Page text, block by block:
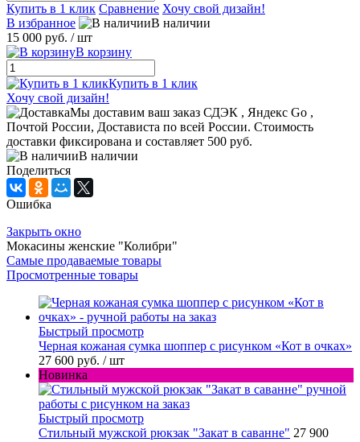
Купить в 1 клик Сравнение Хочу свой дизайн!
В избранное
В наличии
15 000 руб. / шт
В корзину
Купить в 1 клик
Хочу свой дизайн!
Мы доставим ваш заказ СДЭК , Яндекс Go ,
Почтой России, Достависта по всей России. Стоимость
доставки фиксирована и составляет 500 руб.
В наличии
Поделиться
Ошибка
Закрыть окно
Мокасины женские "Колибри"
Самые продаваемые товары
Просмотренные товары
Быстрый просмотр
Черная кожаная сумка шоппер с рисунком «Кот в очках»
27 600 руб. / шт
Новинка
Быстрый просмотр
Стильный мужской рюкзак "Закат в саванне" 27 900